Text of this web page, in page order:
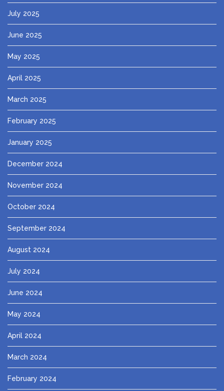
July 2025
June 2025
May 2025
April 2025
March 2025
February 2025
January 2025
December 2024
November 2024
October 2024
September 2024
August 2024
July 2024
June 2024
May 2024
April 2024
March 2024
February 2024